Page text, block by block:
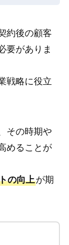
約後の顧客
要がありま
戦略に役立
その時期や
めることが
の向上が期